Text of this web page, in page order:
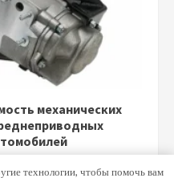
механических
технологии, чтобы помочь вам